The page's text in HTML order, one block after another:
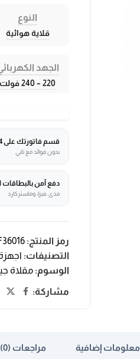
النوع
قلاية هوائية
الجهد
220 – 240 فولت
قسم فاتورتك على 4 دفعات
بدون فوائد مع تابي
دفع آمن بالبطاقات
مدى، فيزا، وماستركارد
رمز المنتج:
التصنيفات:
الوسوم: مقلاة
مشاركة:
معلومات إضافية مراجعات (0)